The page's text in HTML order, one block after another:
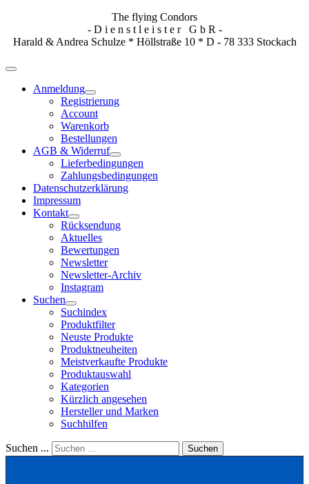
The flying Condors
- D i e n s t l e i s t e r G b R -
Harald & Andrea Schulze * Höllstraße 10 * D - 78 333 Stockach
Anmeldung
Registrierung
Account
Warenkorb
Bestellungen
AGB & Widerruf
Lieferbedingungen
Zahlungsbedingungen
Datenschutzerklärung
Impressum
Kontakt
Rücksendung
Aktuelles
Bewertungen
Newsletter
Newsletter-Archiv
Instagram
Suchen
Suchindex
Produktfilter
Neuste Produkte
Produktneuheiten
Meistverkaufte Produkte
Produktauswahl
Kategorien
Kürzlich angesehen
Hersteller und Marken
Suchhilfen
Suchen ... Suchen